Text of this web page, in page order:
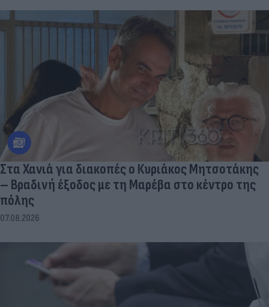
Στα Χανιά για διακοπές ο Κυριάκος Μητσοτάκης
– Βραδινή έξοδος με τη Μαρέβα στο κέντρο της
πόλης
07.08.2026